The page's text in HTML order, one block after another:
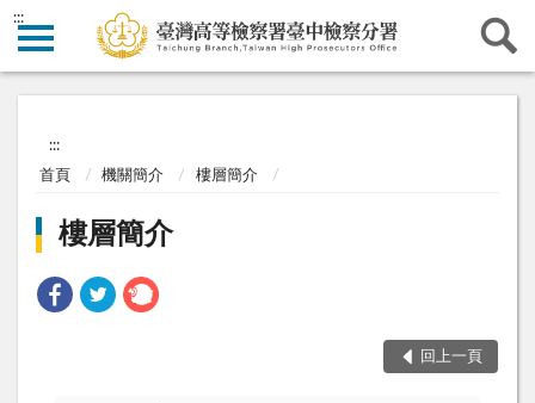
:::
:::
首頁 機關簡介 樓層簡介
樓層簡介
回上一頁